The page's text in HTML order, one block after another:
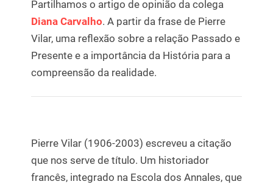
Partilhamos o artigo de opinião da colega
Diana Carvalho. A partir da frase de Pierre
Vilar, uma reflexão sobre a relação Passado e
Presente e a importância da História para a
compreensão da realidade.
Pierre Vilar (1906-2003) escreveu a citação
que nos serve de título. Um historiador
francês, integrado na Escola dos Annales, que